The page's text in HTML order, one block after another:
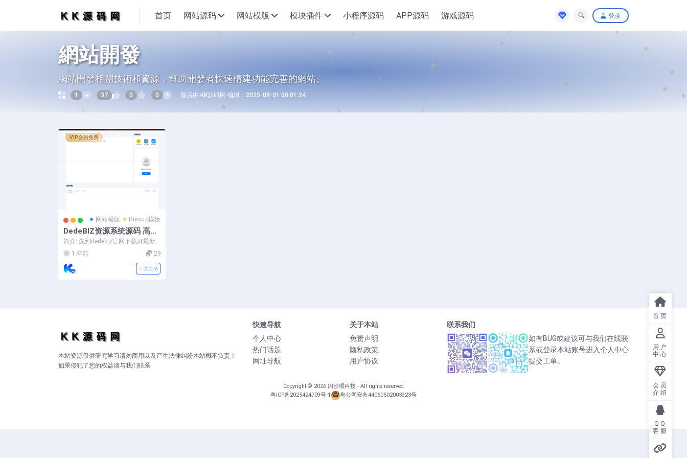
首页 网站源码 网站模版 模块插件 小程序源码 APP源码 游戏源码 登录
網站開發
網站開發相關技術和資源，幫助開發者快速構建功能完善的網站。
1 37 0 0 最后由 KK源码网 编辑：2025-09-01 00:01:24
VIP会员免费
网站模版 Discuz模板
DedeBIZ资源系统源码 高仿
XDGAME模板源码
简介: 先到dedebiz官网下载好最新
1 年前 29
关注TA
本站资源仅供研究学习请勿商用以及产生法律纠纷本站概不负责！
如果侵犯了您的权益请与我们联系
快速导航
个人中心
热门话题
网址导航
关于本站
免责声明
隐私政策
用户协议
联系我们
如有BUG或建议可与我们在线联
系或登录本站账号进入个人中心
提交工单。
Copyright © 2026 闪沙暇科技 - All rights reserved
粤ICP备2025424709号-1
粤公网安备44060502003923号
首页
用户
中心
会员
介绍
QQ
客服